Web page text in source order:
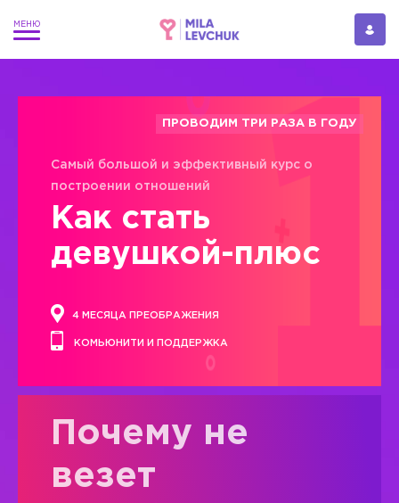
ПРОВОДИМ ТРИ РАЗА В ГОДУ
Самый большой и эффективный курс о
построении отношений
Как стать
девушкой-плюс
4 МЕСЯЦА ПРЕОБРАЖЕНИЯ
КОМЬЮНИТИ И ПОДДЕРЖКА
Почему не
везет